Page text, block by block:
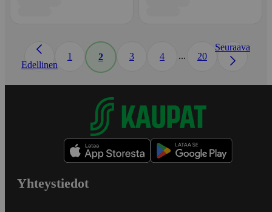
Edellinen
1 2 3 4 ... 20
Seuraava
Yhteystiedot